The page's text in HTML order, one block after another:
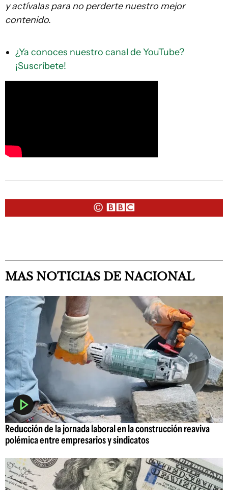
y actívalas para no perderte nuestro mejor
contenido.
¿Ya conoces nuestro canal de YouTube?
¡Suscríbete!
MAS NOTICIAS DE NACIONAL
Reducción de la jornada laboral en la construcción reaviva
polémica entre empresarios y sindicatos